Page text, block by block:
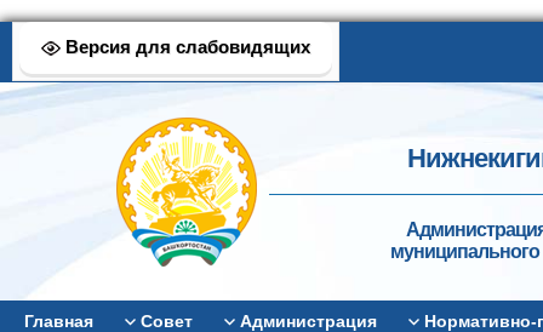
Версия для слабовидящих
муниципального
Главная Совет Администрация